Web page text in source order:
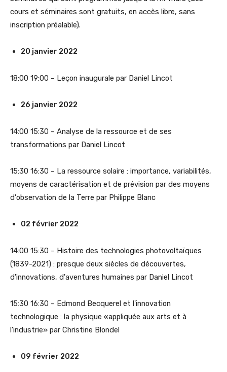
cours et séminaires sont gratuits, en accès libre, sans
inscription préalable).
20 janvier 2022
18:00 19:00 – Leçon inaugurale par Daniel Lincot
26 janvier 2022
14:00 15:30 – Analyse de la ressource et de ses
transformations par Daniel Lincot
15:30 16:30 – La ressource solaire : importance, variabilités,
moyens de caractérisation et de prévision par des moyens
d'observation de la Terre par Philippe Blanc
02 février 2022
14:00 15:30 – Histoire des technologies photovoltaïques
(1839-2021) : presque deux siècles de découvertes,
d'innovations, d'aventures humaines par Daniel Lincot
15:30 16:30 – Edmond Becquerel et l'innovation
technologique : la physique «appliquée aux arts et à
l'industrie» par Christine Blondel
09 février 2022